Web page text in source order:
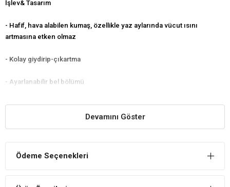
İşlev& Tasarım
- Hafif, hava alabilen kumaş, özellikle yaz aylarında vücut ısını
artmasına etken olmaz
- Kolay giydirip-çıkartma
- Ayarlanabilir bel bölümü
- Zincir dikişleri ile gerilimi dağıtır ve boyun zedelenmelerine karşı
- 1,5kg- 14kg arası uygundur
Devamını Göster
Ödeme Seçenekleri